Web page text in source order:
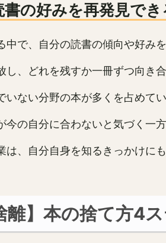
書の好みを再発見でき
中で、自分の読書の傾向や好み
し、どれを残すか一冊ずつ向き
いない分野の本が多くを占めて
今の自分に合わないと気づく一
は、自分自身を知るきっかけにも
離】本の捨て方4